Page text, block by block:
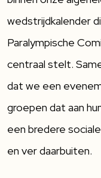
wedstrijdkalender
Paralympische
centraal stelt.
dat we een
groepen dat aan
een bredere
en ver daarbuiten.